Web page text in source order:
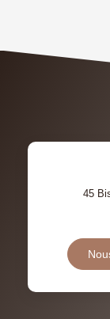
TAUX DE
DISTANCE DE
45